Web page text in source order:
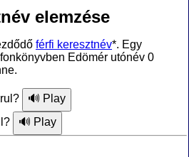
elemzése
férfi keresztnév*. Egy
Edömér utónév 0